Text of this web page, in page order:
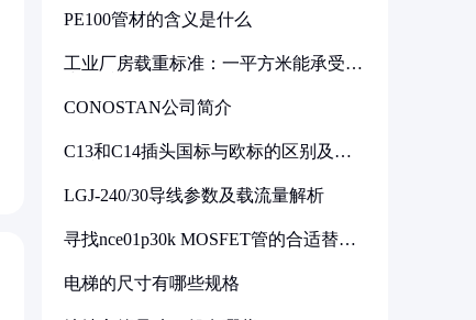
PE100管材的含义是什么
工业厂房载重标准：一平方米能承受多
CONOSTAN公司简介
C13和C14插头国标与欧标的区别及其
LGJ-240/30导线参数及载流量解析
寻找nce01p30k MOSFET管的合适替代
电梯的尺寸有哪些规格